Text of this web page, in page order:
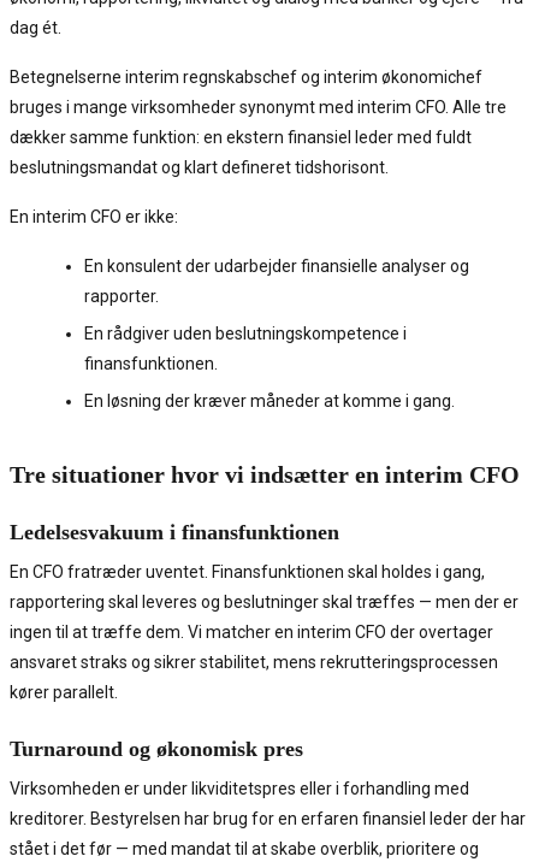
dag ét.
Betegnelserne interim regnskabschef og interim økonomichef
bruges i mange virksomheder synonymt med interim CFO. Alle tre
dækker samme funktion: en ekstern finansiel leder med fuldt
beslutningsmandat og klart defineret tidshorisont.
En interim CFO er ikke:
En konsulent der udarbejder finansielle analyser og
rapporter.
En rådgiver uden beslutningskompetence i
finansfunktionen.
En løsning der kræver måneder at komme i gang.
Tre situationer hvor vi indsætter en interim CFO
Ledelsesvakuum i finansfunktionen
En CFO fratræder uventet. Finansfunktionen skal holdes i gang,
rapportering skal leveres og beslutninger skal træffes — men der er
ingen til at træffe dem. Vi matcher en interim CFO der overtager
ansvaret straks og sikrer stabilitet, mens rekrutteringsprocessen
kører parallelt.
Turnaround og økonomisk pres
Virksomheden er under likviditetspres eller i forhandling med
kreditorer. Bestyrelsen har brug for en erfaren finansiel leder der har
stået i det før — med mandat til at skabe overblik, prioritere og